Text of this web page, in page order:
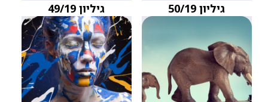
גיליון 50/19 גיליון 49/19